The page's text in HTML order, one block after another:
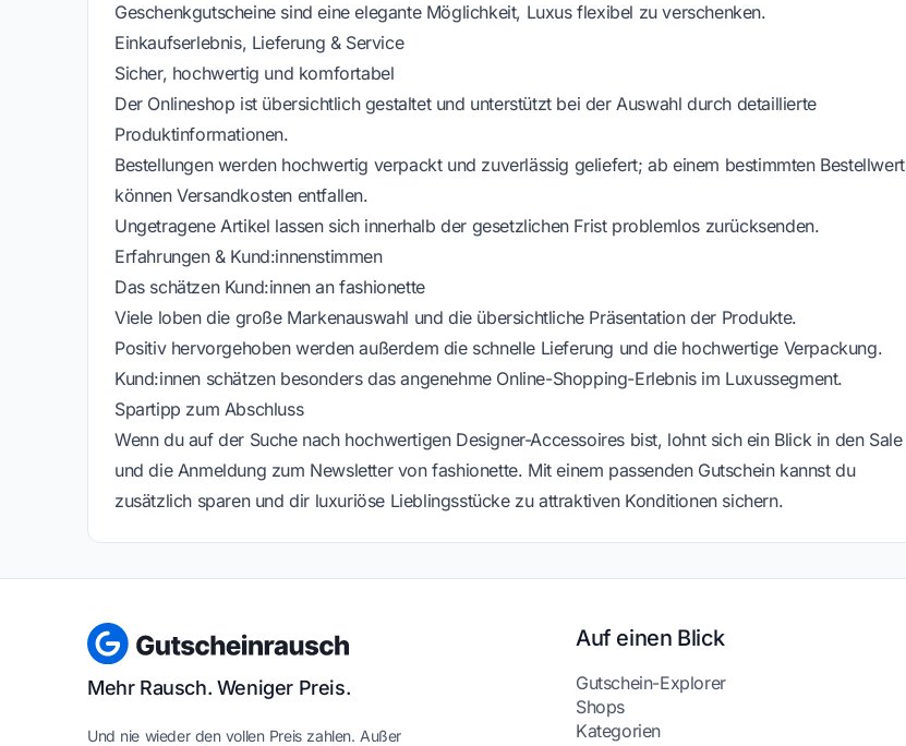
Geschenkgutscheine sind eine elegante Möglichkeit, Luxus flexibel zu verschenken.
Einkaufserlebnis, Lieferung & Service
Sicher, hochwertig und komfortabel
Der Onlineshop ist übersichtlich gestaltet und unterstützt bei der Auswahl durch detaillierte
Produktinformationen.
Bestellungen werden hochwertig verpackt und zuverlässig geliefert; ab einem bestimmten Bestellwert
können Versandkosten entfallen.
Ungetragene Artikel lassen sich innerhalb der gesetzlichen Frist problemlos zurücksenden.
Erfahrungen & Kund:innenstimmen
Das schätzen Kund:innen an fashionette
Viele loben die große Markenauswahl und die übersichtliche Präsentation der Produkte.
Positiv hervorgehoben werden außerdem die schnelle Lieferung und die hochwertige Verpackung.
Kund:innen schätzen besonders das angenehme Online-Shopping-Erlebnis im Luxussegment.
Spartipp zum Abschluss
Wenn du auf der Suche nach hochwertigen Designer-Accessoires bist, lohnt sich ein Blick in den Sale
und die Anmeldung zum Newsletter von fashionette. Mit einem passenden Gutschein kannst du
zusätzlich sparen und dir luxuriöse Lieblingsstücke zu attraktiven Konditionen sichern.
Mehr Rausch. Weniger Preis.
Und nie wieder den vollen Preis zahlen. Außer
Auf einen Blick
Gutschein-Explorer
Shops
Kategorien